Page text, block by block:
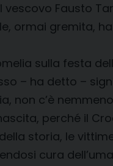
vescovo Fausto
ormai gremita,
sulla festa
– ha detto –
non c’è
perché il
storia, le
cura